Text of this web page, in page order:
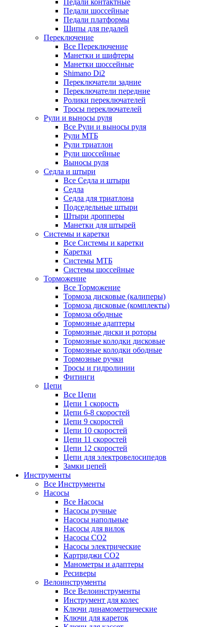
Педали контактные
Педали шоссейные
Педали платформы
Шипы для педалей
Переключение
Все Переключение
Манетки и шифтеры
Манетки шоссейные
Shimano Di2
Переключатели задние
Переключатели передние
Ролики переключателей
Тросы переключателей
Рули и выносы руля
Все Рули и выносы руля
Рули МТБ
Рули триатлон
Рули шоссейные
Выносы руля
Седла и штыри
Все Седла и штыри
Седла
Седла для триатлона
Подседельные штыри
Штыри дропперы
Манетки для штырей
Системы и каретки
Все Системы и каретки
Каретки
Системы МТБ
Системы шоссейные
Торможение
Все Торможение
Тормоза дисковые (калиперы)
Тормоза дисковые (комплекты)
Тормоза ободные
Тормозные адаптеры
Тормозные диски и роторы
Тормозные колодки дисковые
Тормозные колодки ободные
Тормозные ручки
Тросы и гидролинии
Фитинги
Цепи
Все Цепи
Цепи 1 скорость
Цепи 6-8 скоростей
Цепи 9 скоростей
Цепи 10 скоростей
Цепи 11 скоростей
Цепи 12 скоростей
Цепи для электровелосипедов
Замки цепей
Инструменты
Все Инструменты
Насосы
Все Насосы
Насосы ручные
Насосы напольные
Насосы для вилок
Насосы CO2
Насосы электрические
Картриджи CO2
Манометры и адаптеры
Ресиверы
Велоинструменты
Все Велоинструменты
Инструмент для колес
Ключи динамометрические
Ключи для кареток